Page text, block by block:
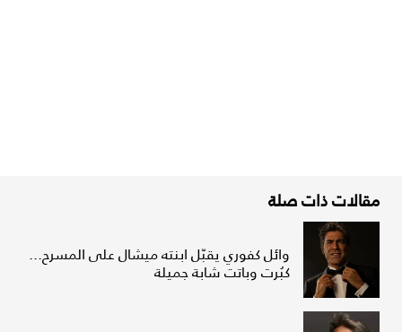
مقالات ذات صلة
وائل كفوري يقبّل ابنته ميشال على المسرح...
كبُرت وباتت شابة جميلة